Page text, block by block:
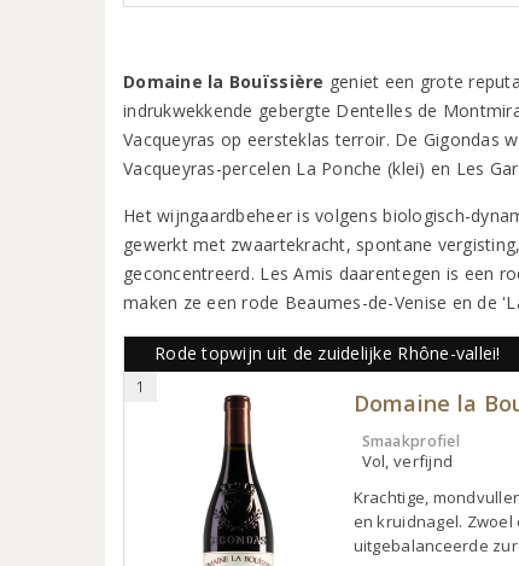
Domaine la Bouïssière geniet een grote
indrukwekkende gebergte Dentelles de
Vacqueyras op eersteklas terroir. De Gigondas
Vacqueyras-percelen La Ponche (klei) en Les
Het wijngaardbeheer is volgens biologisch-
gewerkt met zwaartekracht, spontane
geconcentreerd. Les Amis daarentegen is een
maken ze een rode Beaumes-de-Venise en de
Rode topwijn uit de zuidelijke Rhône-vallei!
1
Domaine la
Smaakprofiel
Vol, verfijnd
Krachtige,
en kruidnagel.
uitgebalanceerde